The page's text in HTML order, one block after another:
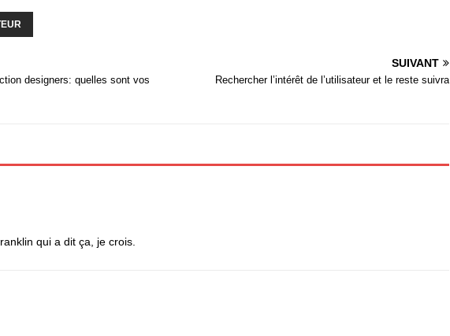
designers: quelles sont vos
SUIVANT
Rechercher l’intérêt de l’utilisateur et le reste suivra
qui a dit ça, je crois.